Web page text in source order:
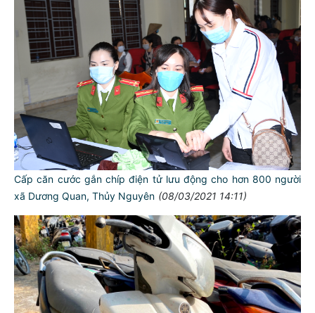
Cấp căn cước gắn chíp điện tử lưu động cho hơn 800 người
xã Dương Quan, Thủy Nguyên (08/03/2021 14:11)